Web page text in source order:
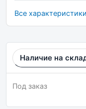
Все характеристики
Наличие на
Под заказ